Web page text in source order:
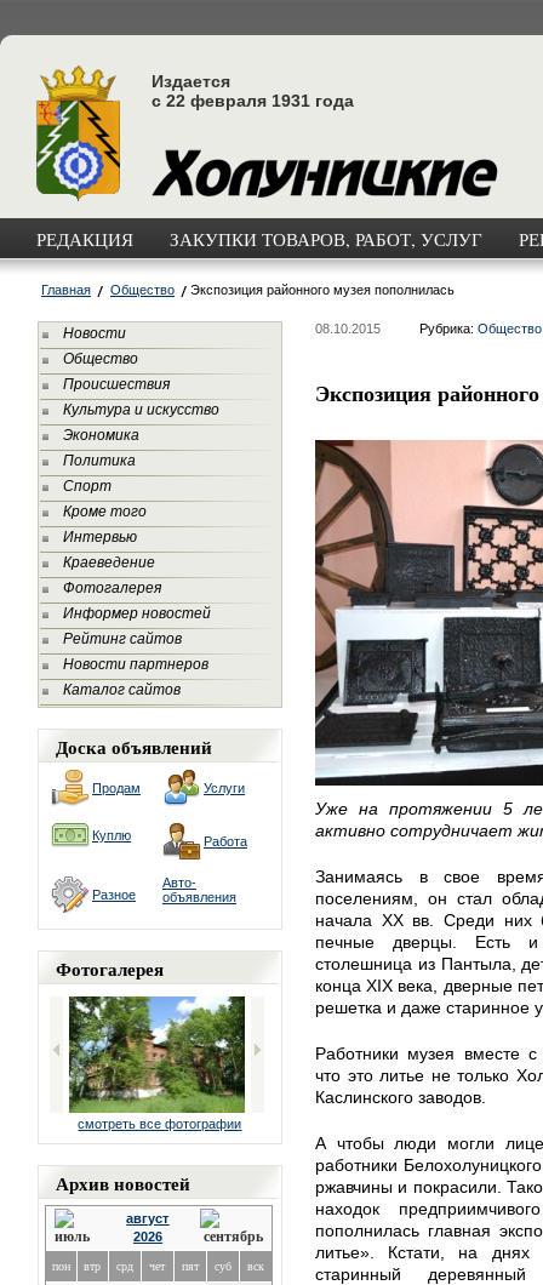
Издается
с 22 февраля 1931 года
РЕДАКЦИЯ ЗАКУПКИ ТОВАРОВ, РАБОТ, УСЛУГ
Главная Общество Экспозиция районного музея пополнилась
Новости
Общество
Происшествия
Культура и искусство
Экономика
Политика
Спорт
Кроме того
Интервью
Краеведение
Фотогалерея
Информер новостей
Рейтинг сайтов
Новости партнеров
Каталог сайтов
Доска объявлений
Продам Услуги
Куплю Работа
Разное
Авто-
объявления
Фотогалерея
смотреть все фотографии
Архив новостей
август
2026
пон втр срд чет пят суб вск
08.10.2015 Рубрика: Общество
Экспозиция
Уже на протяжении 5
активно сотрудничает
Занимаясь в свое
поселениям, он стал
начала XX вв. Среди
печные дверцы. Есть
столешница из Пантыла,
конца XIX века, дверные
решетка и даже старинное
Работники музея вместе
что это литье не только
Каслинского заводов.
А чтобы люди могли
работники
ржавчины и покрасили.
находок
пополнилась главная
литье». Кстати, на
старинный